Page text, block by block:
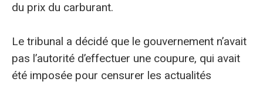
du prix du carburant.
Le tribunal a décidé que le gouvernement n’avait
pas l’autorité d’effectuer une coupure, qui avait
été imposée pour censurer les actualités